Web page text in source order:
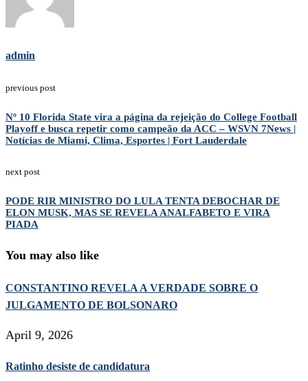
admin
previous post
Nº 10 Florida State vira a página da rejeição do College Football
Playoff e busca repetir como campeão da ACC – WSVN 7News |
Notícias de Miami, Clima, Esportes | Fort Lauderdale
next post
PODE RIR MINISTRO DO LULA TENTA DEBOCHAR DE
ELON MUSK, MAS SE REVELA ANALFABETO E VIRA
PIADA
You may also like
CONSTANTINO REVELA A VERDADE SOBRE O
JULGAMENTO DE BOLSONARO
April 9, 2026
Ratinho desiste de candidatura